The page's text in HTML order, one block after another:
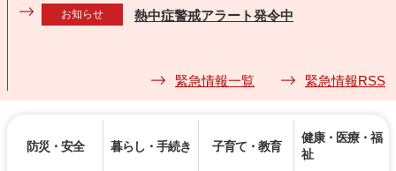
お知らせ 熱中症警戒アラート発令中
緊急情報一覧 緊急情報RSS
防災・安全 暮らし・手続き 子育て・教育
健康・医療・福
祉